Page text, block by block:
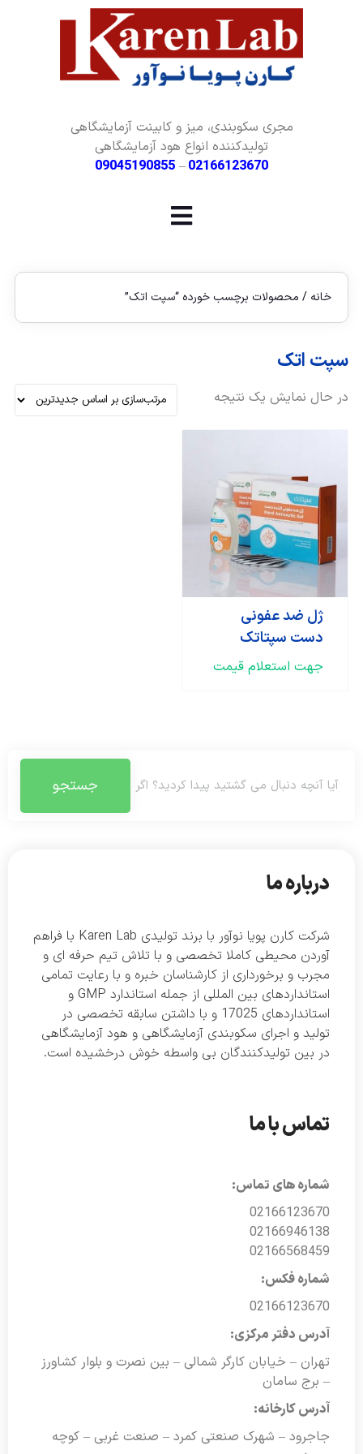
مجری سکوبندی، میز و کابینت آزمایشگاهی
تولیدکننده انواع هود آزمایشگاهی
02166123670
–
09045190855
خانه / محصولات برچسب خورده “سپت اتک”
سپت اتک
در حال نمایش یک نتیجه
ژل ضد عفونی
دست سپتاتک
جهت استعلام قیمت
جستجو
تماس با ما
شماره های تماس:
02166123670
02166946138
02166568459
شماره فکس:
02166123670
آدرس دفتر مرکزی:
تهران – خیابان کارگر شمالی – بین نصرت و بلوار کشاورز
– برج سامان
آدرس کارخانه:
جاجرود – شهرک صنعتی کمرد – صنعت غربی – کوچه
درباره ما
شرکت کارن پویا نوآور با برند تولیدی Karen Lab با فراهم
آوردن محیطی کاملا تخصصی و با تلاش تیم حرفه ای و
مجرب و برخورداری از کارشناسان خبره و با رعایت تمامی
استانداردهای بین المللی از جمله استاندارد GMP و
استانداردهای 17025 و با داشتن سابقه تخصصی در
تولید و اجرای سکوبندی آزمایشگاهی و هود آزمایشگاهی
در بین تولیدکنندگان بی واسطه خوش درخشیده است.